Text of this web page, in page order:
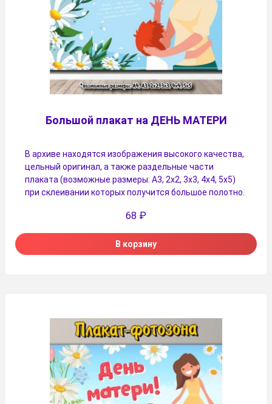
Большой плакат на ДЕНЬ МАТЕРИ
В архиве находятся изображения высокого качества,
цельный оригинал, а также раздельные части
плаката (возможные размеры: А3, 2х2, 3х3, 4х4, 5х5)
при склеивании которых получится большое полотно.
68 ₽
В корзину